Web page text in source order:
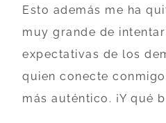
Esto además me ha
muy grande de
expectativas de los
quien conecte
más auténtico. ¡Y qué